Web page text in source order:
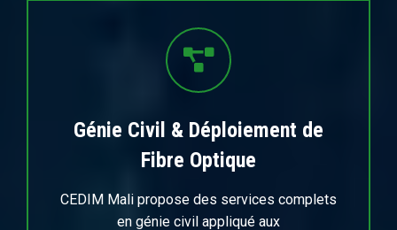
Génie Civil & Déploiement de
Fibre Optique
CEDIM Mali propose des services complets
en génie civil appliqué aux